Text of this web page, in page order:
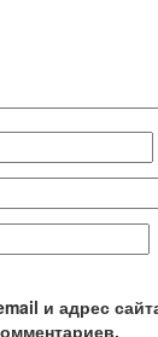
и адрес